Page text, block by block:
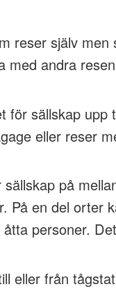
reser själv
med andra
för sällskap upp
eller reser
sällskap på
På en del orter
personer.
eller från